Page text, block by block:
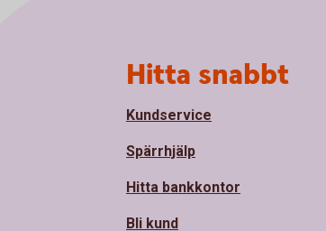
Hitta snabbt
Kundservice
Spärrhjälp
Hitta bankkontor
Bli kund